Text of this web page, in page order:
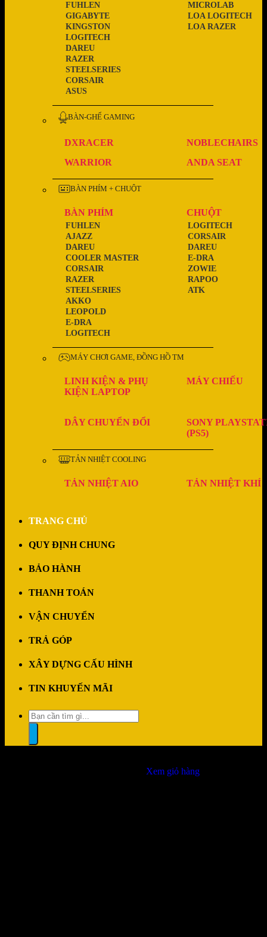
ASUS
CORSAIR
STEELSERIES
RAZER
DAREU
LOGITECH
KINGSTON
GIGABYTE
FUHLEN
LOA RAZER
LOA LOGITECH
MICROLAB
BÀN-GHẾ GAMING
DXRACER
NOBLECHAIRS
WARRIOR
ANDA SEAT
BÀN PHÍM + CHUỘT
BÀN PHÍM
LOGITECH
E-DRA
LEOPOLD
AKKO
STEELSERIES
RAZER
CORSAIR
COOLER MASTER
DAREU
AJAZZ
FUHLEN
CHUỘT
ATK
RAPOO
ZOWIE
E-DRA
DAREU
CORSAIR
LOGITECH
MÁY CHƠI GAME, ĐỒNG HỒ TM
LINH KIỆN & PHỤ
KIỆN LAPTOP
MÁY CHIẾU
DÂY CHUYỂN ĐỔI
SONY
(PS5)
TẢN NHIỆT COOLING
TẢN NHIỆT AIO TẢN NHIỆT KHÍ
TRANG CHỦ
QUY ĐỊNH CHUNG
BẢO HÀNH
THANH TOÁN
VẬN CHUYỂN
TRẢ GÓP
XÂY DỰNG CẤU HÌNH
TIN KHUYẾN MÃI
Tìm
kiếm:
Xem giỏ hàng